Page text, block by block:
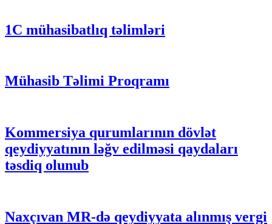
1C mühasibatlıq təlimləri
Mühasib Təlimi Proqramı
Kommersiya qurumlarının dövlət
qeydiyyatının ləğv edilməsi qaydaları
təsdiq olunub
Naxçıvan MR-də qeydiyyata alınmış vergi